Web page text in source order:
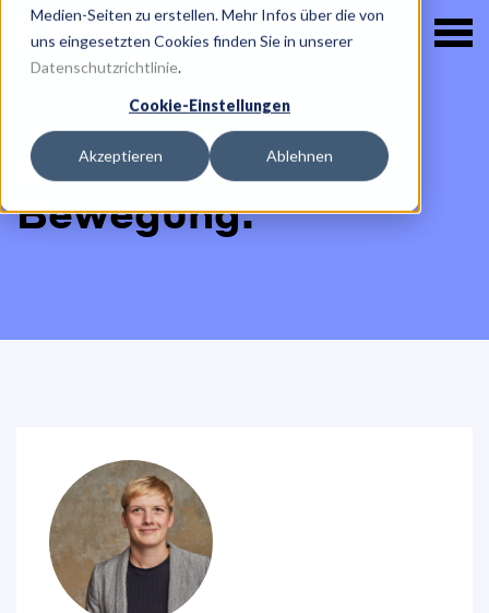
Medien-Seiten zu erstellen. Mehr Infos über die von
uns eingesetzten Cookies finden Sie in unserer
Datenschutzrichtlinie.
Cookie-Einstellungen
Akzeptieren Ablehnen
Das hält uns in
Bewegung.